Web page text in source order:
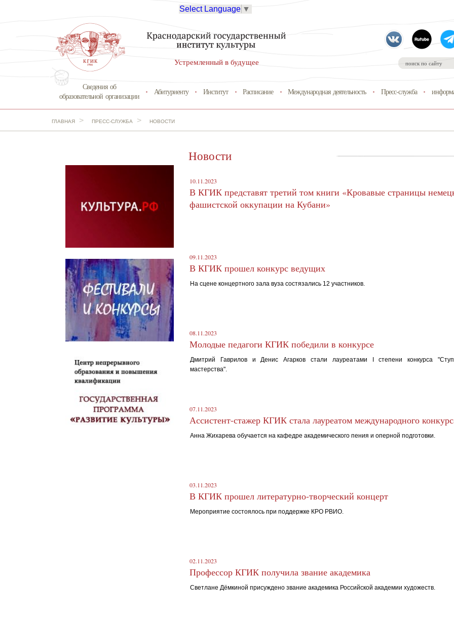
Устремленный в будущее
Select Language ▼
Сведения об
образовательной организации
Абитуриенту Институт Расписание Международная деятельность Пресс-служба
ГЛАВНАЯ > ПРЕСС-СЛУЖБА > НОВОСТИ
Новости
10.11.2023
В КГИК представят третий том книги «Кровавые страницы
фашистской оккупации на Кубани»
09.11.2023
В КГИК прошел конкурс ведущих
На сцене концертного зала вуза состязались 12 участников.
08.11.2023
Молодые педагоги КГИК победили в конкурсе
Дмитрий Гаврилов и Денис Агарков стали лауреатами I степени конкурса
мастерства".
07.11.2023
Ассистент-стажер КГИК стала лауреатом международного
Анна Жихарева обучается на кафедре академического пения и оперной подготовки.
03.11.2023
В КГИК прошел литературно-творческий концерт
Мероприятие состоялось при поддержке КРО РВИО.
02.11.2023
Профессор КГИК получила звание академика
Светлане Дёмкиной присуждено звание академика Российской академии художеств.